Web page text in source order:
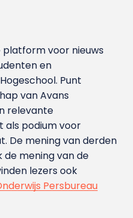
platform voor nieuws
en
Punt
van Avans
relevante
als podium voor
De mening van derden
de mening van de
lezers ook
Persbureau